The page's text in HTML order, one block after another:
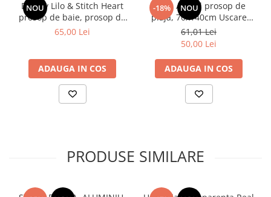
NOU
Disney Lilo & Stitch Heart
prosop de baie, prosop de
plajă 70x140cm (Fast Dry)
65,00 Lei
ADAUGA IN COS
-18% NOU
Sonic Ariciul prosop de
plajă, 70x140cm Uscare
rapidă
61,01 Lei
50,00 Lei
ADAUGA IN COS
PRODUSE SIMILARE